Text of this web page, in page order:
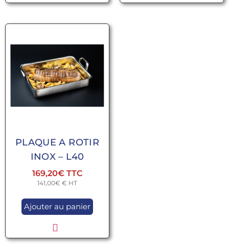
PLAQUE A ROTIR
INOX – L40
169,20€
141,00€ € HT
Ajouter au panier